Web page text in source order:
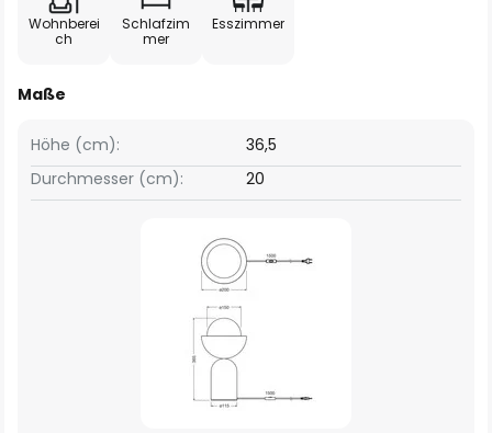
Wohnberei
ch
Schlafzim
mer
Esszimmer
Maße
Höhe (cm):
36,5
Durchmesser (cm):
20